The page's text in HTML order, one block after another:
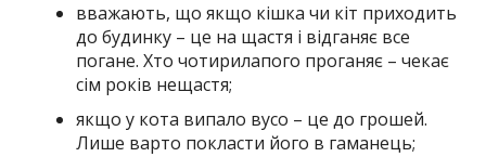
вважають, що якщо кішка чи кіт приходить
до будинку – це на щастя і відганяє все
погане. Хто чотирилапого проганяє – чекає
сім років нещастя;
якщо у кота випало вусо – це до грошей.
Лише варто покласти його в гаманець;